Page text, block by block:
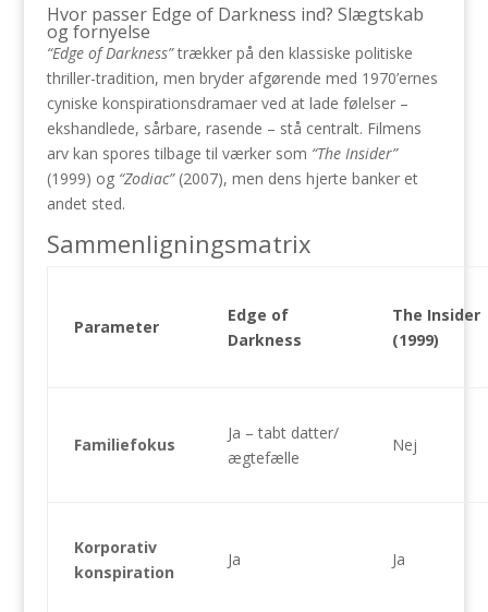
Hvor passer Edge of Darkness ind? Slægtskab
og fornyelse
“Edge of Darkness”trækker på den klassiske politiske
thriller-tradition, men bryder afgørende med 1970’ernes
cyniske konspirationsdramaer ved at lade følelser –
ekshandlede, sårbare, rasende – stå centralt. Filmens
arv kan spores tilbage til værker som “The Insider”
(1999) og “Zodiac”(2007), men dens hjerte banker et
andet sted.
Sammenligningsmatrix
Parameter
Edge of
Darkness
The Insider
(1999)
Familiefokus
Ja – tabt datter/
ægtefælle
Nej
Korporativ
konspiration
Ja Ja